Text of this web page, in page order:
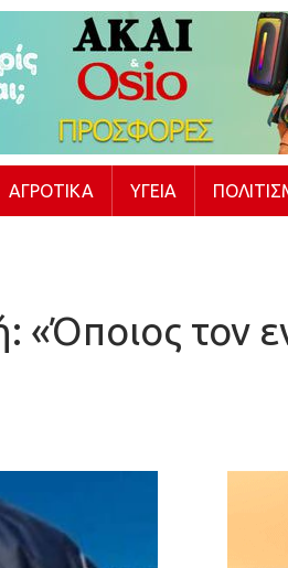
ΑΓΡΟΤΙΚΆ ΥΓΕΊΑ
«Όποιος τον